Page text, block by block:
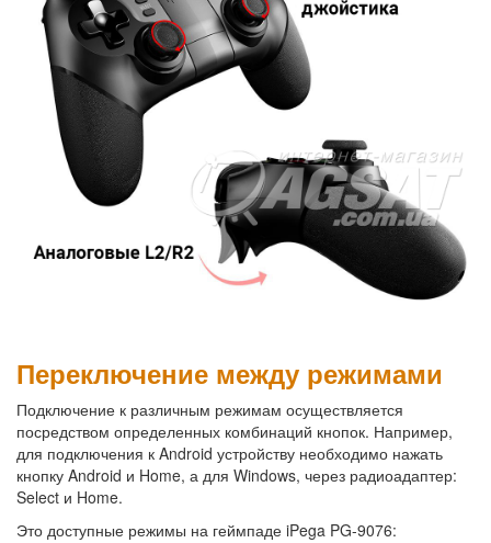
Переключение между режимами
Подключение к различным режимам осуществляется
посредством определенных комбинаций кнопок. Например,
для подключения к Android устройству необходимо нажать
кнопку Android и Home, а для Windows, через радиоадаптер:
Select и Home.
Это доступные режимы на геймпаде iPega PG-9076: